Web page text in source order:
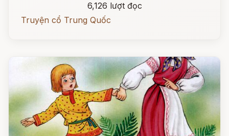
6,126 lượt đọc
Truyện cổ Trung Quốc